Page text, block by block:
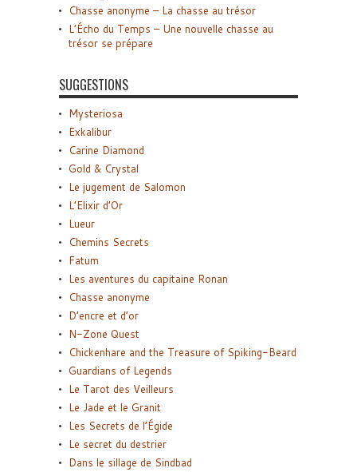
Chasse anonyme – La chasse au trésor
L’Écho du Temps – Une nouvelle chasse au
trésor se prépare
SUGGESTIONS
Mysteriosa
Exkalibur
Carine Diamond
Gold & Crystal
Le jugement de Salomon
L’Elixir d’Or
Lueur
Chemins Secrets
Fatum
Les aventures du capitaine Ronan
Chasse anonyme
D’encre et d’or
N-Zone Quest
Chickenhare and the Treasure of Spiking-Beard
Guardians of Legends
Le Tarot des Veilleurs
Le Jade et le Granit
Les Secrets de l’Égide
Le secret du destrier
Dans le sillage de Sindbad